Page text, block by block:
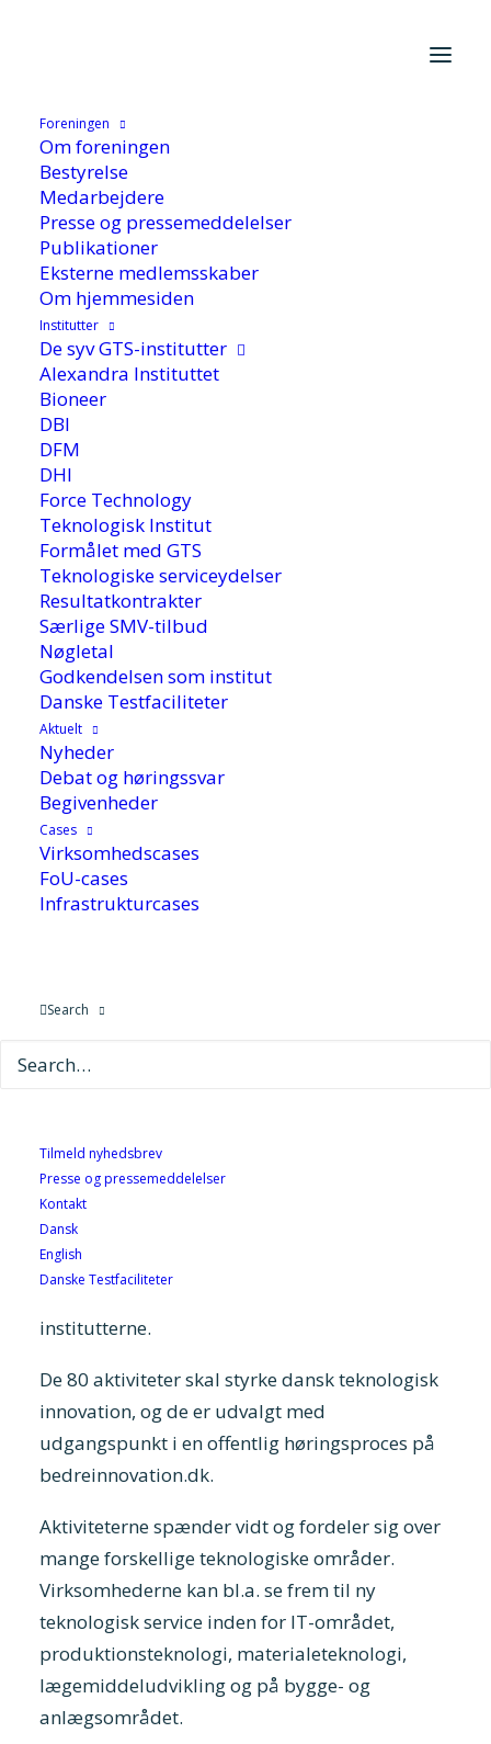
Foreningen
Om foreningen
Bestyrelse
Medarbejdere
Presse og pressemeddelelser
Publikationer
Eksterne medlemsskaber
Om hjemmesiden
Institutter
De syv GTS-institutter
Alexandra Instituttet
Bioneer
DBI
DFM
DHI
Force Technology
Teknologisk Institut
Formålet med GTS
Teknologiske serviceydelser
Resultatkontrakter
Særlige SMV-tilbud
Nøgletal
Godkendelsen som institut
Danske Testfaciliteter
Aktuelt
Nyheder
Debat og høringssvar
Begivenheder
Cases
Virksomhedscases
FoU-cases
Infrastrukturcases
Search
Tilmeld nyhedsbrev
Presse og pressemeddelelser
Kontakt
Dansk
English
Danske Testfaciliteter
Hjem /Aktuelt/Nyhed
institutterne
600 mio. kr. investeret i
GTS-institutterne
16. januar 2019
som GTS-institutterne netop har fået offentlig
medfinansiering til. Aktiviteterne styrker dansk
For at understøtte en bedre anvendelse af ny
teknologi i dansk erhvervsliv medfinansierer
Uddannelses- og Forskningsministeriet over de
kommende to år (2019-2020) forskning og
institutterne.
De 80 aktiviteter skal styrke dansk teknologisk
innovation, og de er udvalgt med
udgangspunkt i en offentlig høringsproces på
bedreinnovation.dk.
Aktiviteterne spænder vidt og fordeler sig over
mange forskellige teknologiske områder.
Virksomhederne kan bl.a. se frem til ny
teknologisk service inden for IT-området,
produktionsteknologi, materialeteknologi,
lægemiddeludvikling og på bygge- og
anlægsområdet.